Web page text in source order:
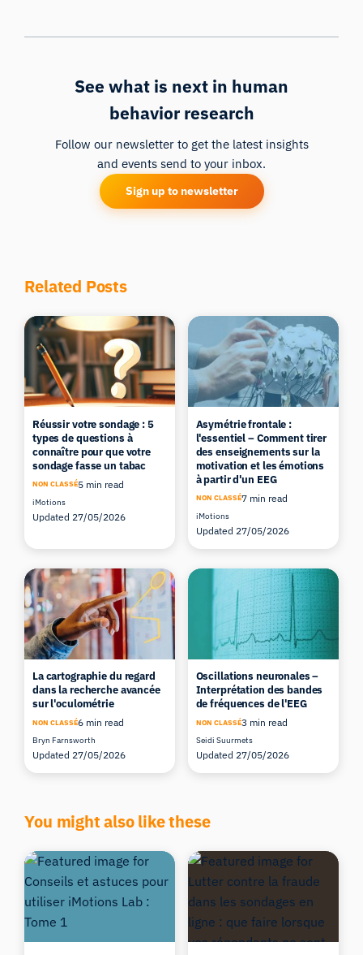
See what is next in human
behavior research
Follow our newsletter to get the latest insights
and events send to your inbox.
Sign up to newsletter
Related Posts
Réussir votre sondage : 5
types de questions à
connaître pour que votre
sondage fasse un tabac
NON CLASSÉ5 min read
iMotions
Updated 27/05/2026
Asymétrie frontale :
l'essentiel – Comment tirer
des enseignements sur la
motivation et les émotions
à partir d'un EEG
NON CLASSÉ7 min read
iMotions
Updated 27/05/2026
La cartographie du regard
dans la recherche avancée
sur l'oculométrie
NON CLASSÉ6 min read
Bryn Farnsworth
Updated 27/05/2026
Oscillations neuronales –
Interprétation des bandes
de fréquences de l'EEG
NON CLASSÉ3 min read
Seidi Suurmets
Updated 27/05/2026
You might also like these